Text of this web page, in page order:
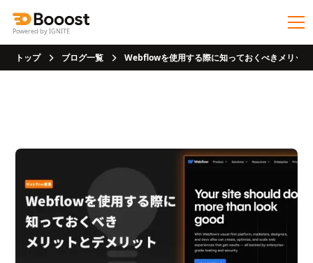
Powered by IGNITE
トップ ブログ一覧 Webflowを使用する際に知っておくべきメリッ